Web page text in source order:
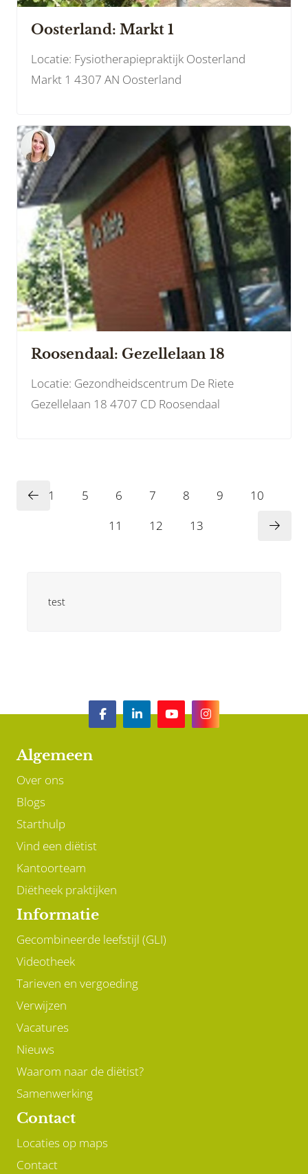
Oosterland: Markt 1
Locatie: Fysiotherapiepraktijk Oosterland
Markt 1 4307 AN Oosterland
Roosendaal: Gezellelaan 18
Locatie: Gezondheidscentrum De Riete
Gezellelaan 18 4707 CD Roosendaal
1 5 6 7 8 9
10
11
12 13
test
Algemeen
Over ons
Blogs
Starthulp
Vind een diëtist
Kantoorteam
Diëtheek praktijken
Informatie
Gecombineerde leefstijl (GLI)
Videotheek
Tarieven en vergoeding
Verwijzen
Vacatures
Nieuws
Waarom naar de diëtist?
Samenwerking
Contact
Locaties op maps
Contact